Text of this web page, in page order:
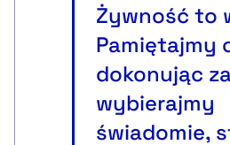
Żywność to
Pamiętajmy
dokonując
wybierajmy
świadomie,